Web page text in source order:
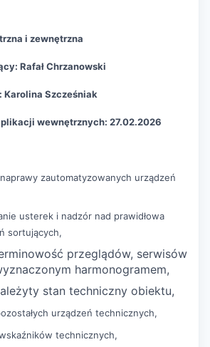
i zewnętrzna
Rafał Chrzanowski
Szcześniak
wewnętrznych: 27.02.2026
zautomatyzowanych urządzeń
usterek i nadzór nad prawidłowa
sortujących,
przeglądów, serwisów
harmonogramem,
stan techniczny obiektu,
urządzeń technicznych,
technicznych,